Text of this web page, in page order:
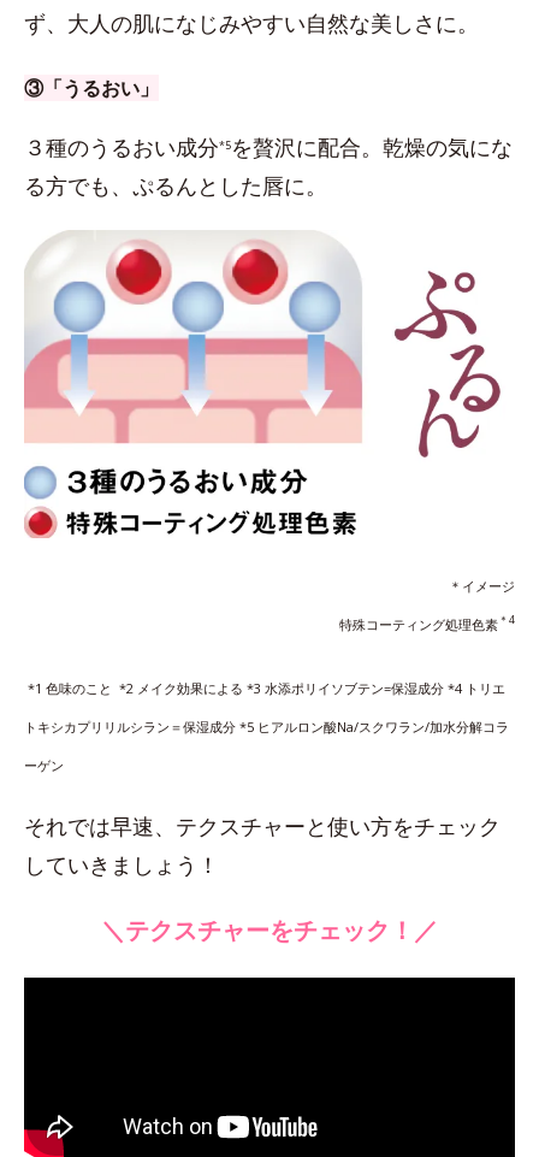
ず、大人の肌になじみやすい自然な美しさに。
③「うるおい」
３種のうるおい成分*5を贅沢に配合。乾燥の気にな
る方でも、ぷるんとした唇に。
＊イメージ
特殊コーティング処理色素＊4
*1 色味のこと *2 メイク効果による *3 水添ポリイソブテン=保湿成分 *4 トリエ
トキシカプリリルシラン＝保湿成分 *5 ヒアルロン酸Na/スクワラン/加水分解コラ
ーゲン
それでは早速、テクスチャーと使い方をチェック
していきましょう！
＼テクスチャーをチェック！／